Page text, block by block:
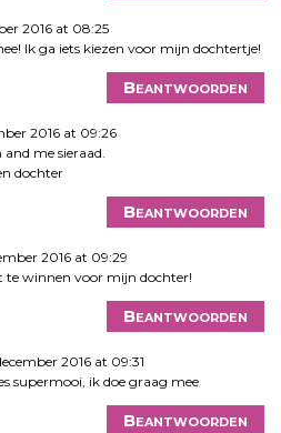
2016 at 08:25
Ik ga iets kiezen voor mijn dochtertje!
Beantwoorden
2016 at 09:26
me sieraad.
dochter
Beantwoorden
2016 at 09:29
te winnen voor mijn dochter!
Beantwoorden
2016 at 09:31
supermooi, ik doe graag mee
Beantwoorden